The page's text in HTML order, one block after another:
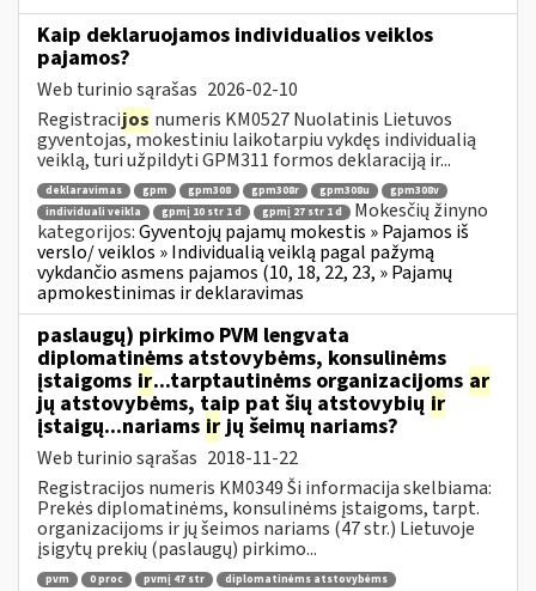
Kaip deklaruojamos individualios veiklos
pajamos?
Web turinio sąrašas 2026-02-10
Registracijos numeris KM0527 Nuolatinis Lietuvos
gyventojas, mokestiniu laikotarpiu vykdęs individualią
veiklą, turi užpildyti GPM311 formos deklaraciją ir...
deklaravimas gpm gpm308 gpm308r gpm308u
gpm308v
individuali veikla
gpmį 10 str 1 d gpmį 27 str 1 d
Mokesčių žinyno
kategorijos:Gyventojų pajamų mokestis » Pajamos iš
verslo/ veiklos » Individualią veiklą pagal pažymą
vykdančio asmens pajamos (10, 18, 22, 23, » Pajamų
apmokestinimas ir deklaravimas
paslaugų) pirkimo PVM lengvata
diplomatinėms atstovybėms, konsulinėms
įstaigoms ir...tarptautinėms organizacijoms ar
jų atstovybėms, taip pat šių atstovybių ir
įstaigų...nariams irjų šeimų nariams?
Web turinio sąrašas 2018-11-22
Registracijos numeris KM0349 Ši informacija skelbiama:
Prekės diplomatinėms, konsulinėms įstaigoms, tarpt.
organizacijoms ir jų šeimos nariams (47 str.) Lietuvoje
įsigytų prekių (paslaugų) pirkimo...
pvm 0 proc pvmį 47 str
diplomatinėms atstovybėms